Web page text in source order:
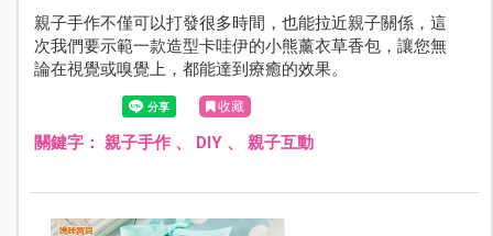
親子手作不僅可以打發很多時間，也能拉近親子關係，這
次我們要示範一款造型卡哇伊的小熊薰衣草香包，讓您無
論在視覺或嗅覺上，都能達到療癒的效果。
收藏
關鍵字： 親子手作、 DIY、 親子互動